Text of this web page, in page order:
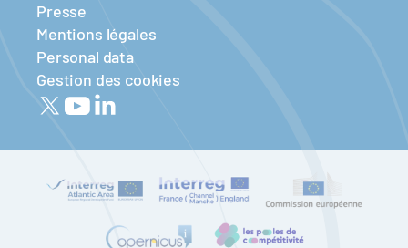
Presse
Mentions légales
Personal data
Gestion des cookies